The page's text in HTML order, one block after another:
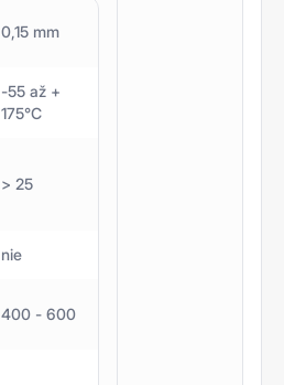
0,15 mm
-55 až +
175°C
> 25
nie
400 - 600